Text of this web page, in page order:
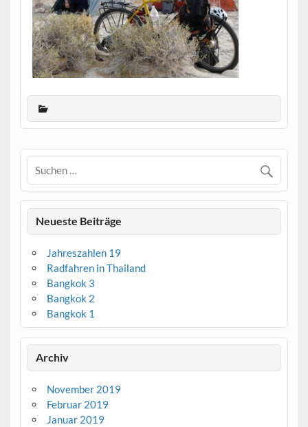
Neueste Beiträge
Jahreszahlen 19
Radfahren in Thailand
Bangkok 3
Bangkok 2
Bangkok 1
Archiv
November 2019
Februar 2019
Januar 2019